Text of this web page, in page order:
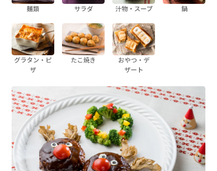
麺類 サラダ 汁物・スープ 鍋
グラタン・ピ
ザ
たこ焼き
おやつ・デ
ザート